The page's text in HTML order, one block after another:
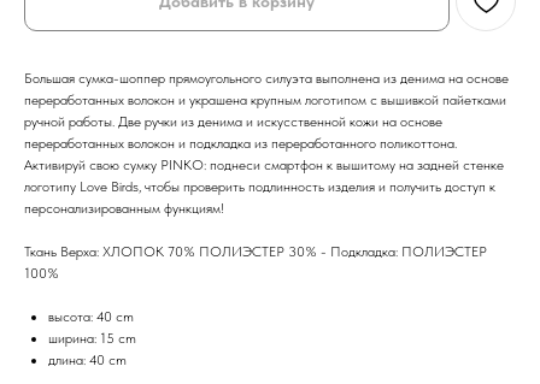
Большая сумка-шоппер прямоугольного силуэта выполнена из денима на основе
переработанных волокон и украшена крупным логотипом с вышивкой пайетками
ручной работы. Две ручки из денима и искусственной кожи на основе
переработанных волокон и подкладка из переработанного поликоттона.
Активируй свою сумку PINKO: поднеси смартфон к вышитому на задней стенке
логотипу Love Birds, чтобы проверить подлинность изделия и получить доступ к
персонализированным функциям!
Ткань Верха: ХЛОПОК 70% ПОЛИЭСТЕР 30% - Подкладка: ПОЛИЭСТЕР
100%
высота: 40 cm
ширина: 15 cm
длина: 40 cm